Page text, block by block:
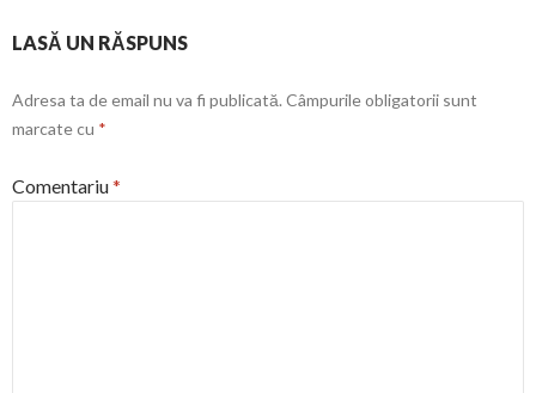
LASĂ UN RĂSPUNS
Adresa ta de email nu va fi publicată. Câmpurile obligatorii sunt
marcate cu *
Comentariu*